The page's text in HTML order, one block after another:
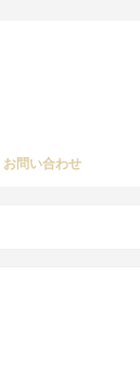
お問い合わせ